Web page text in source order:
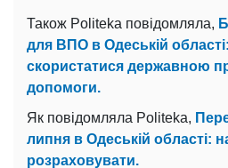
Також Politeka повідомляла,
для ВПО в Одеській
скористатися державною
допомоги.
Як повідомляла Politeka,
липня в Одеській області:
розраховувати.